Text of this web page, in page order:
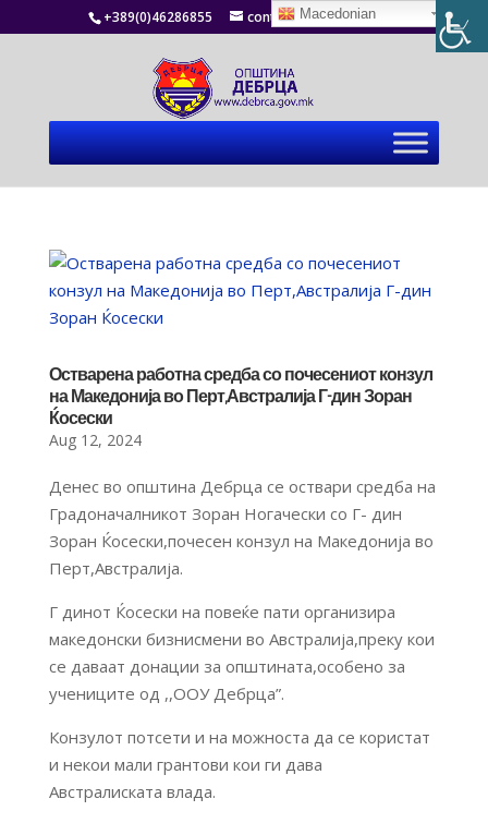
+389(0)46286855 contact@debrca.gov.mk
Остварена работна средба со почесениот конзул
на Македонија во Перт,Австралија Г-дин Зоран
Ќосески
Aug 12, 2024
Денес во општина Дебрца се оствари средба на
Градоначалникот Зоран Ногачески со Г- дин
Зоран Ќосески,почесен конзул на Македонија во
Перт,Австралија.
Г динот Ќосески на повеќе пати организира
македонски бизнисмени во Австралија,преку кои
се даваат донации за општината,особено за
учениците од ,,ООУ Дебрца”.
Конзулот потсети и на можноста да се користат
и некои мали грантови кои ги дава
Австралиската влада.
Macedonian